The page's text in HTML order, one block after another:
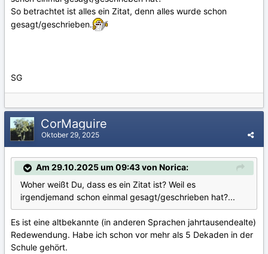
So betrachtet ist alles ein Zitat, denn alles wurde schon
gesagt/geschrieben.
SG
CorMaguire
Oktober 29, 2025
Am 29.10.2025 um 09:43 von Norica:
Woher weißt Du, dass es ein Zitat ist? Weil es
irgendjemand schon einmal gesagt/geschrieben hat?...
Es ist eine altbekannte (in anderen Sprachen jahrtausendealte)
Redewendung. Habe ich schon vor mehr als 5 Dekaden in der
Schule gehört.